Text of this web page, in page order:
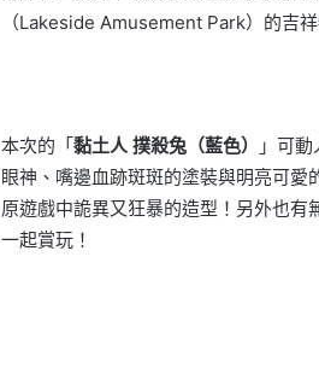
（Lakeside Amusement Park）的吉
本次的「黏土人 撲殺兔（藍色）
」可
眼神、嘴邊血跡斑斑的塗裝與明亮可
原遊戲中詭異又狂暴的造型！另外也有
一起賞玩！